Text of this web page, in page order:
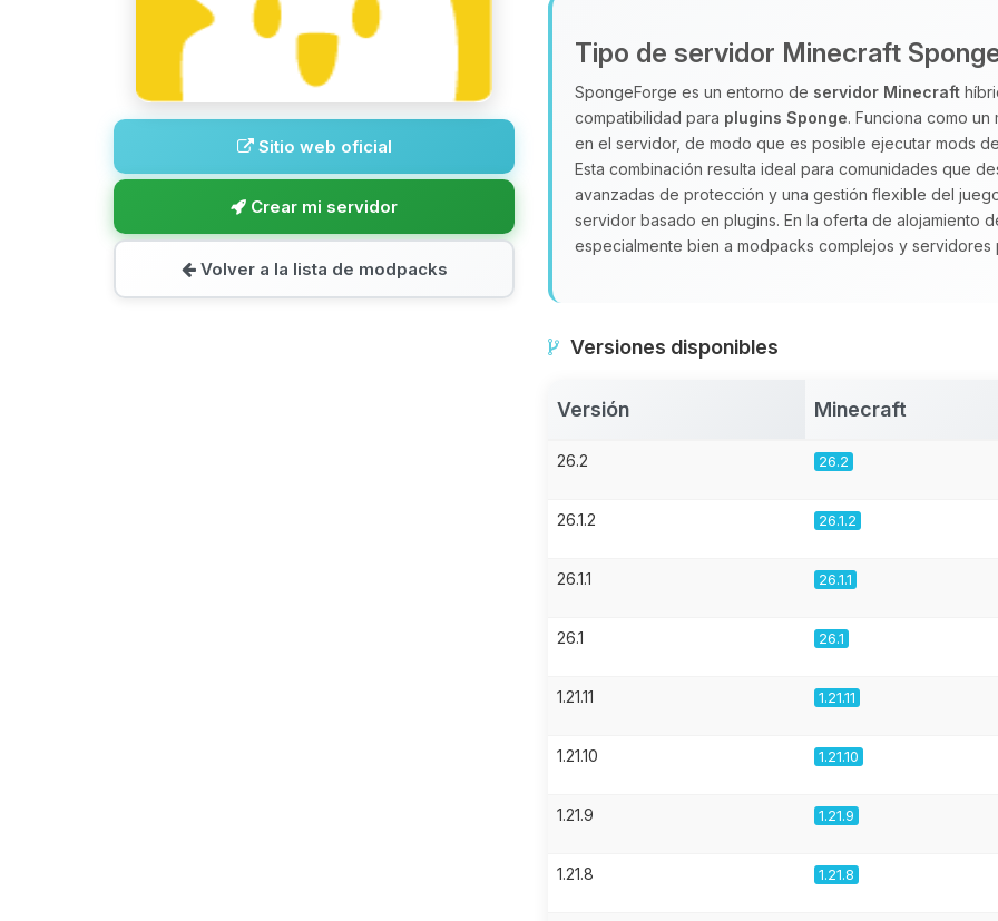
Sitio web oficial
Crear mi servidor
Volver a la lista de modpacks
Tipo de servidor Minecraft
SpongeForge es un entorno de servidor Minecraft
compatibilidad para plugins Sponge. Funciona como
en el servidor, de modo que es posible ejecutar mods
Esta combinación resulta ideal para comunidades que
avanzadas de protección y una gestión flexible del
servidor basado en plugins. En la oferta de alojamiento
especialmente bien a modpacks complejos y
Versiones disponibles
Versión Minecraft
26.2 26.2
26.1.2 26.1.2
26.1.1 26.1.1
26.1 26.1
1.21.11 1.21.11
1.21.10 1.21.10
1.21.9 1.21.9
1.21.8 1.21.8